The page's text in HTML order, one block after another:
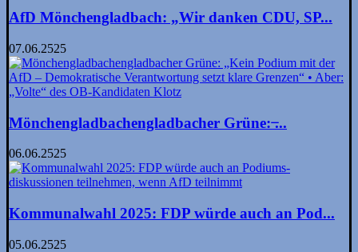
AfD Mönchengladbach: „Wir danken CDU, SP...
07.06.2525
Mönchengladbachengladbacher Grüne: ̶...
06.06.2525
Kommunalwahl 2025: FDP würde auch an Pod...
05.06.2525